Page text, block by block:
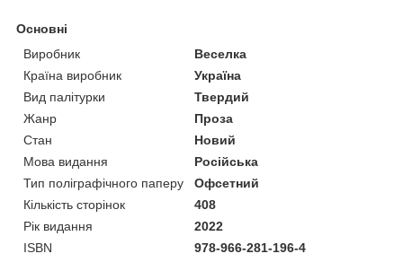
Основні
Виробник
Веселка
Країна виробник
Україна
Вид палітурки
Твердий
Жанр
Проза
Стан
Новий
Мова видання
Російська
Тип поліграфічного паперу
Офсетний
Кількість сторінок
408
Рік видання
2022
ISBN
978-966-281-196-4